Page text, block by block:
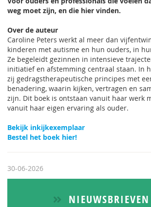
weg moet zijn, en die hier vinden.
Over de auteur
Caroline Peters werkt al meer dan
kinderen met autisme en hun ouders, in
Ze begeleidt gezinnen in intensieve
initiatief en afstemming centraal staan. In
zij gedragstherapeutische principes met
benadering, waarin kijken, vertragen en
zijn. Dit boek is ontstaan vanuit haar werk
vanuit haar eigen ervaring als ouder.
Bekijk inkijkexemplaar
Bestel het boek hier!
30-06-2026
NIEUWSBRIEVEN